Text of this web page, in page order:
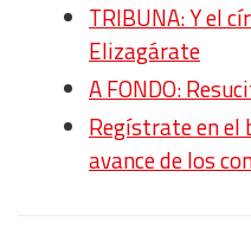
TRIBUNA: Y el
Elizagárate
A FONDO:
Regístrate en
avance de los